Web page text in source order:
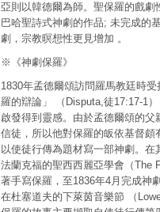
亞則以韓德爾為師。聖保羅的戲
巴哈聖詩式神劇的作品; 未完成的
劇，宗教暝想性更見增加 。
※《神劇保羅》
1830年孟德爾頌訪問羅馬教廷時
羅的辯論」 （Disputa,徒17:17-1
啟發得到靈感。由於孟德爾頌的
信徒，所以他對保羅的皈依基督
以使徒行傳為題材寫一部神劇。
法蘭克福的聖西西麗亞學會（The
著手寫保羅，至1836年4月完成神
在杜塞道夫的下萊茵音樂節 （